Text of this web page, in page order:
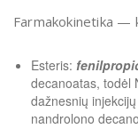
Farmakokinetika —
Esteris:
decanoatas, todėl
dažnesnių
nandrolono